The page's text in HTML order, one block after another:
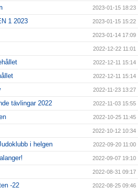
2023-01-15 18:23
1 2023 2023-01-15 15:22
2023-01-14 17:09
2022-12-22 11:01
2022-12-11 15:14
2022-12-11 15:14
2022-11-23 13:27
tävlingar 2022 2022-11-03 15:55
2022-10-25 11:45
2022-10-12 10:34
i helgen 2022-09-20 11:00
2022-09-07 19:10
2022-08-31 09:17
-22 2022-08-25 09:46